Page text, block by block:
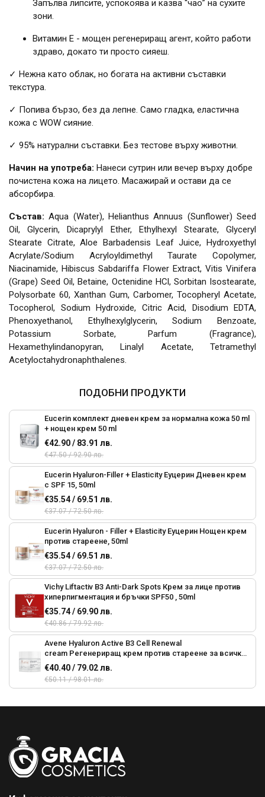
ПОДОБНИ ПРОДУКТИ
Eucerin комплект дневен крем за нормална кожа 50 ml
+ нощен крем 50 ml
€42.90 / 83.91 лв.
€47.50 / 92.90 лв.
Eucerin Hyaluron-Filler + Elasticity Еуцерин Дневен крем
с SPF 15, 50ml
€35.54 / 69.51 лв.
€37.07 / 72.50 лв.
Eucerin Hyaluron - Filler + Elasticity Еуцерин Нощен крем
против стареене, 50ml
€35.54 / 69.51 лв.
€37.07 / 72.50 лв.
Vichy Liftactiv B3 Anti-Dark Spots Крем за лице против
хиперпигментация и бръчки SPF50 , 50ml
€35.74 / 69.90 лв.
€40.86 / 79.92 лв.
Avene Hyaluron Active B3 Cell Renewal
cream Регенериращ крем против стареене за всички
типове кожа,50ml
€40.40 / 79.02 лв.
€50.11 / 98.01 лв.
VICHY NEOVADIOL PERI-MENOPAUSE Виши Неовадиол
Нощен Ревитализиращ Крем,50ml
Запълва липсите, успокоява и казва “чао” на сухите
зони.
Витамин Е - мощен регенериращ агент, който работи
здраво, докато ти просто сияеш.
✓ Нежна като облак, но богата на активни съставки
текстура.
✓ Попива бързо, без да лепне. Само гладка, еластична
кожа с WOW сияние.
✓ 95% натурални съставки. Без тестове върху животни.
Начин на употреба: Нанеси сутрин или вечер върху добре
почистена кожа на лицето. Масажирай и остави да се
абсорбира.
Състав:Aqua (Water), Helianthus Annuus (Sunflower) Seed
Oil, Glycerin, Dicaprylyl Ether, Ethylhexyl Stearate, Glyceryl
Stearate Citrate, Aloe Barbadensis Leaf Juice, Hydroxyethyl
Acrylate/Sodium Acryloyldimethyl Taurate Copolymer,
Niacinamide, Hibiscus Sabdariffa Flower Extract, Vitis Vinifera
(Grape) Seed Oil, Betaine, Octenidine HCl, Sorbitan Isostearate,
Polysorbate 60, Xanthan Gum, Carbomer, Tocopheryl Acetate,
Tocopherol, Sodium Hydroxide, Citric Acid, Disodium EDTA,
Phenoxyethanol, Ethylhexylglycerin, Sodium Benzoate,
Potassium Sorbate, Parfum (Fragrance),
Hexamethylindanopyran, Linalyl Acetate, Tetramethyl
Acetyloctahydronaphthalenes.